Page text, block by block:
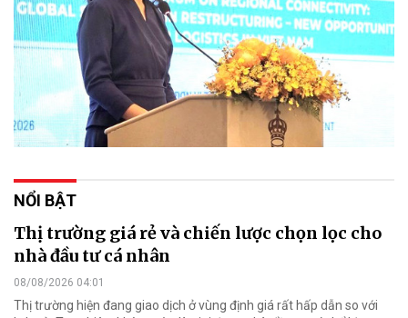
NỔI BẬT
Thị trường giá rẻ và chiến lược chọn lọc cho
nhà đầu tư cá nhân
08/08/2026 04:01
Thị trường hiện đang giao dịch ở vùng định giá rất hấp dẫn so với